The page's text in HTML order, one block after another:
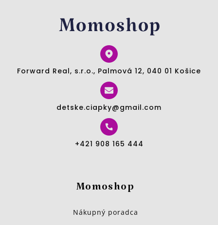
Forward Real, s.r.o., Palmová 12, 040 01 Košice
detske.ciapky@gmail.com
+421 908 165 444
Momoshop
Nákupný poradca